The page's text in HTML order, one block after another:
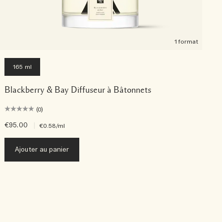
1 format
165 ml
Blackberry & Bay Diffuseur à Bâtonnets
(0)
€95.00 €0.58/ml
Ajouter au panier